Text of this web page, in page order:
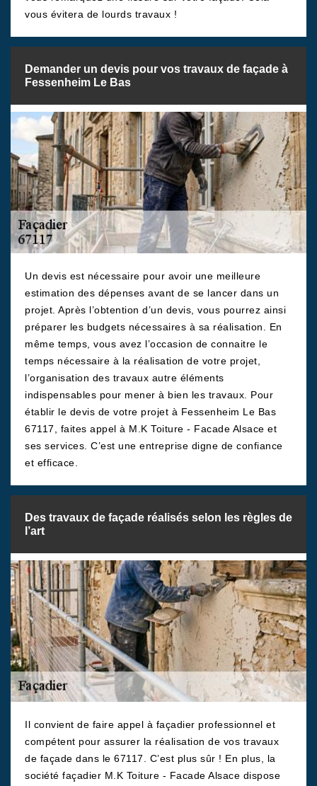
vous évitera de lourds travaux !
Demander un devis pour vos travaux de façade à
Fessenheim Le Bas
Un devis est nécessaire pour avoir une meilleure
estimation des dépenses avant de se lancer dans un
projet. Après l’obtention d’un devis, vous pourrez ainsi
préparer les budgets nécessaires à sa réalisation. En
même temps, vous avez l’occasion de connaitre le
temps nécessaire à la réalisation de votre projet,
l’organisation des travaux autre éléments
indispensables pour mener à bien les travaux. Pour
établir le devis de votre projet à Fessenheim Le Bas
67117, faites appel à M.K Toiture - Facade Alsace et
ses services. C’est une entreprise digne de confiance
et efficace.
Des travaux de façade réalisés selon les règles de
l’art
Il convient de faire appel à façadier professionnel et
compétent pour assurer la réalisation de vos travaux
de façade dans le 67117. C’est plus sûr ! En plus, la
société façadier M.K Toiture - Facade Alsace dispose